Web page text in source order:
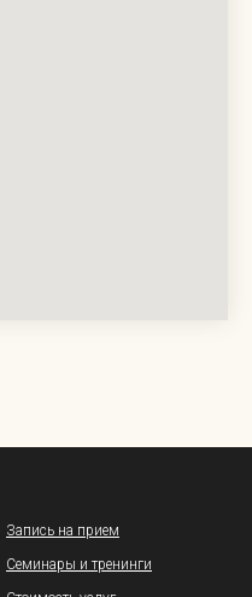
Запись на прием
Семинары и тренинги